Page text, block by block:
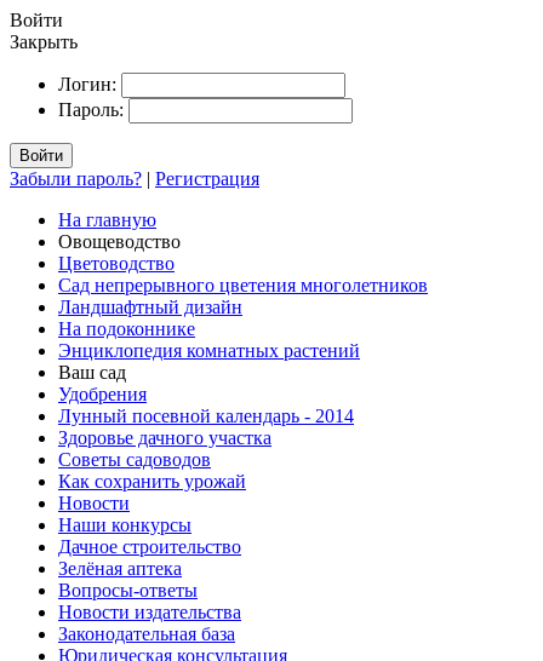
Войти
Закрыть
Логин:
Пароль:
Войти
Забыли пароль? | Регистрация
На главную
Овощеводство
Цветоводство
Сад непрерывного цветения многолетников
Ландшафтный дизайн
На подоконнике
Энциклопедия комнатных растений
Ваш сад
Удобрения
Лунный посевной календарь - 2014
Здоровье дачного участка
Советы садоводов
Как сохранить урожай
Новости
Наши конкурсы
Дачное строительство
Зелёная аптека
Вопросы-ответы
Новости издательства
Законодательная база
Юридическая консультация